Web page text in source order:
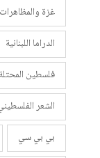
غزة والمظاهرات
الدراما اللبنانية
فلسطين المحتلة
الشعر
بي بي سي